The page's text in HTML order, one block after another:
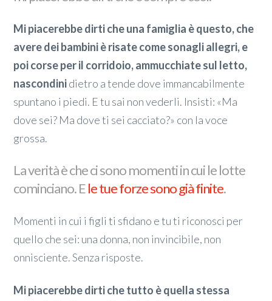
Mi piacerebbe dirti che una famiglia è questo, che
avere dei bambini è risate come sonagli allegri, e
poi corse per il corridoio, ammucchiate sul letto,
nascondinidietro a tende dove immancabilmente
spuntano i piedi. E tu sai non vederli. Insisti: «Ma
dove sei? Ma dove ti sei cacciato?» con la voce
grossa.
La verità è che ci sono momenti in cui le lotte
cominciano. Ele tue forze sono già finite.
Momenti in cui i figli ti sfidano e tu ti riconosci per
quello che sei: una donna, non invincibile, non
onnisciente. Senza risposte.
Mi piacerebbe dirti che tutto è quella stessa